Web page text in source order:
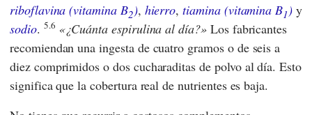
riboflavina (vitamina B2), hierro,tiamina (vitamina B1) y
sodio. 5.6 ¿Cuánta espirulina al día? Los fabricantes
recomiendan una ingesta de cuatro gramos o de seis a
diez comprimidos o dos cucharaditas de polvo al día. Esto
significa que la cobertura real de nutrientes es baja.